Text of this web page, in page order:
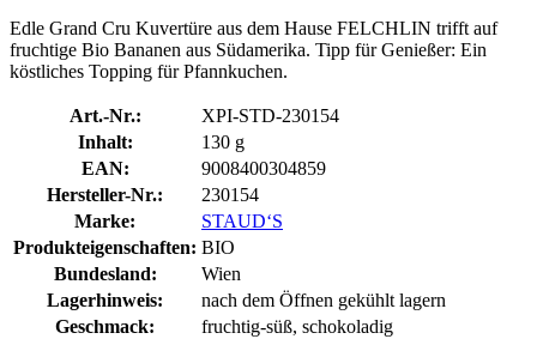
Edle Grand Cru Kuvertüre aus dem Hause FELCHLIN trifft auf
fruchtige Bio Bananen aus Südamerika. Tipp für Genießer: Ein
köstliches Topping für Pfannkuchen.
Art.-Nr.:
XPI-STD-230154
Inhalt:
130 g
EAN:
9008400304859
Hersteller-Nr.:
230154
Marke:
STAUD‘S
Produkteigenschaften: BIO
Bundesland:
Wien
Lagerhinweis:
nach dem Öffnen gekühlt lagern
Geschmack:
fruchtig-süß, schokoladig